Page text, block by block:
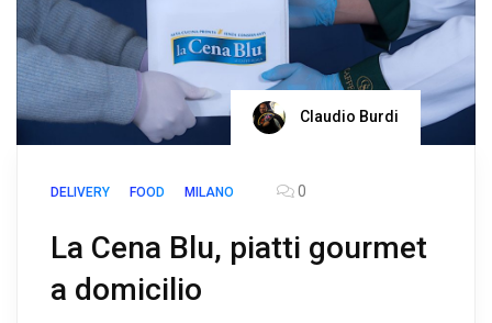
Claudio Burdi
DELIVERY FOOD MILANO 0
La Cena Blu, piatti gourmet
a domicilio